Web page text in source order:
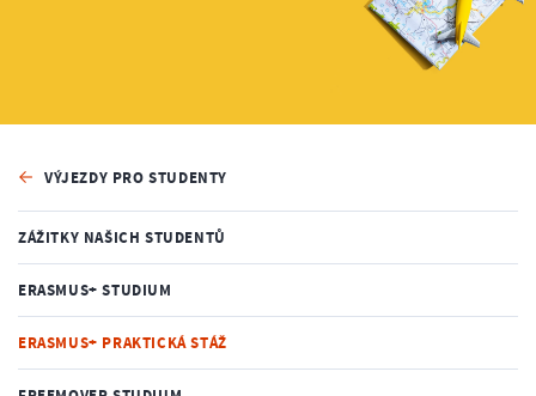
VÝJEZDY PRO STUDENTY
ZÁŽITKY NAŠICH STUDENTŮ
ERASMUS+ STUDIUM
ERASMUS+ PRAKTICKÁ STÁŽ